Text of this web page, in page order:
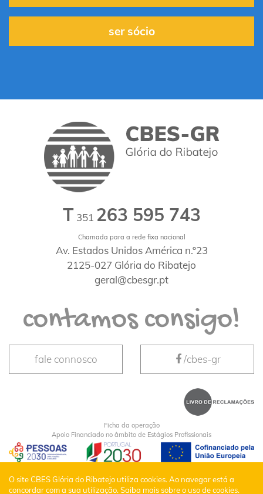
ser sócio
T 351 263 595 743
Chamada para a rede fixa nacional
Av. Estados Unidos América n.º23
2125-027 Glória do Ribatejo
geral@cbesgr.pt
contamos consigo!
fale connosco /cbes-gr
Ficha da operação
Apoio Financiado no âmbito de Estágios Profissionais
CBES Glória do Ribatejo © Todos os Direitos
O site CBES Glória do Ribatejo utiliza cookies. Ao navegar está a
concordar com a sua utilização. Saiba mais sobre o uso de cookies.